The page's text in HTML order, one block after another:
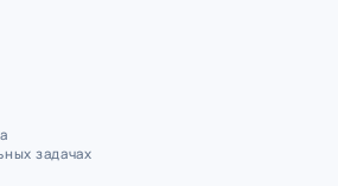
задачах